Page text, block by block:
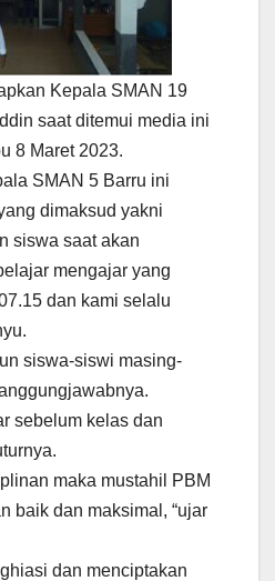
Kepala SMAN 19
saat ditemui media ini
8 Maret 2023.
SMAN 5 Barru ini
dimaksud yakni
siswa saat akan
mengajar yang
dan kami selalu
siswa-siswi masing-
sebelum kelas dan
maka mustahil PBM
baik dan maksimal, “ujar
dan menciptakan